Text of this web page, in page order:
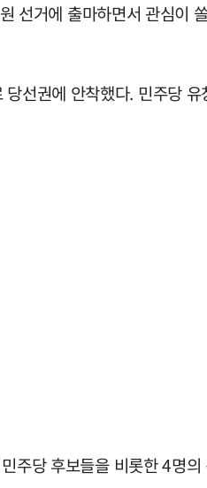
선거에 출마하면서 관심이
선권에 안착했다. 민주당
주당 후보들을 비롯한 4명